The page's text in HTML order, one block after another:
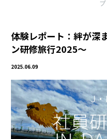
体験レポート：絆が深
ン研修旅行2025～
2025.06.09